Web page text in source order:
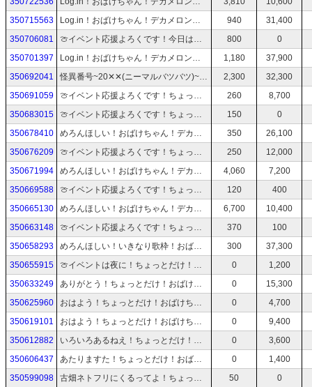
350715563
Log.in！おばけちゃん！デカメロンイベントの応援よろしくお願いします！ 940
31,400
350706081
🍈イベント応援よろくです！今日は夜はおやすみ！ちょっとだけ！おばけちゃん！ 800
0
350701397
Log.in！おばけちゃん！デカメロンイベントの応援よろしくお願いします！ 1,180
37,900
350692041
怪異番号~20✕✕(ニーマルバツバツ)~！おばけちゃん！デカメロンイベントの応援よろしくお願いします！ 2,300
32,300
350691059
🍈イベント応援よろくです！ちょっとだけ！おばけちゃん！ 260
8,700
350683015
🍈イベント応援よろくです！ちょっとだけ！おばけちゃん！ 150
0
350678410
めろんほしい！おばけちゃん！デカメロンイベントの応援よろしくお願いします！ 350
26,100
350676209
🍈イベント応援よろくです！ちょっとだけ！おばけちゃん！ 250
12,000
350671994
めろんほしい！おばけちゃん！デカメロンイベントの応援よろしくお願いします！ 4,060
7,200
350669588
🍈イベント応援よろくです！ちょっとだけ！おばけちゃん！ 120
400
350665130
めろんほしい！おばけちゃん！デカメロンイベントの応援よろしくお願いします！ 6,700
10,400
350663148
🍈イベント応援よろくです！ちょっとだけ！おばけちゃん！ 370
100
350658293
めろんほしい！いきなり歌枠！おばけちゃん！デカメロンイベントの応援よろしくお願いします！ 300
37,300
350655915
🍈イベントは夜に！ちょっとだけ！おばけちゃん！ 0
1,200
350633249
ありがとう！ちょっとだけ！おばけちゃん！ 0
15,300
350625960
おはよう！ちょっとだけ！おばけちゃん！ 0
4,700
350619101
おはよう！ちょっとだけ！おばけちゃん！ 0
9,400
350612882
いろいろあるねえ！ちょっとだけ！おばけちゃん！ 0
3,600
350606437
あたりますた！ちょっとだけ！おばけちゃん！ 0
1,400
350599098
古畑ネトフリにくるってよ！ちょっとだけ！おばけちゃん！ 50 0